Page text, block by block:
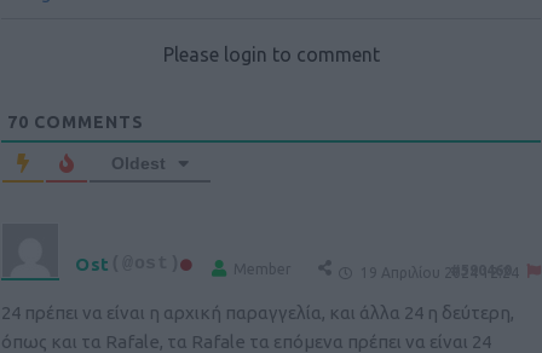
Please login to comment
70 COMMENTS
Oldest
Ost (@ost) Member 19 Απριλίου 2024 12:24
24 πρέπει να είναι η αρχική παραγγελία, και άλλα 24 η δεύτερη,
όπως και τα Rafale, τα Rafale τα επόμενα πρέπει να είναι 24